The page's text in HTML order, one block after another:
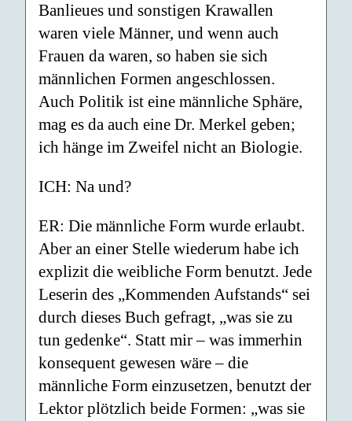
Banlieues und sonstigen Krawallen
waren viele Männer, und wenn auch
Frauen da waren, so haben sie sich
männlichen Formen angeschlossen.
Auch Politik ist eine männliche Sphäre,
mag es da auch eine Dr. Merkel geben;
ich hänge im Zweifel nicht an Biologie.
ICH: Na und?
ER: Die männliche Form wurde erlaubt.
Aber an einer Stelle wiederum habe ich
explizit die weibliche Form benutzt. Jede
Leserin des „Kommenden Aufstands“ sei
durch dieses Buch gefragt, „was sie zu
tun gedenke“. Statt mir – was immerhin
konsequent gewesen wäre – die
männliche Form einzusetzen, benutzt der
Lektor plötzlich beide Formen: „was sie